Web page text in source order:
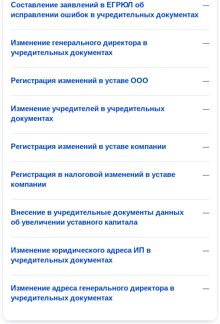
—
Составление заявлений в ЕГРЮЛ об
исправлении ошибок в учредительных документах
—
Изменение генерального директора в
учредительных документах
—
Регистрация изменений в уставе ООО
—
Изменение учредителей в учредительных
документах
—
Регистрация изменений в уставе компании
—
Регистрация в налоговой изменений в уставе
компании
—
Внесение в учредительные документы данных
об увеличении уставного капитала
—
Изменение юридического адреса ИП в
учредительных документах
—
Изменение адреса генерального директора в
учредительных документах